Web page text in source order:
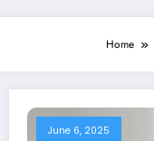
Home
June 6, 2025